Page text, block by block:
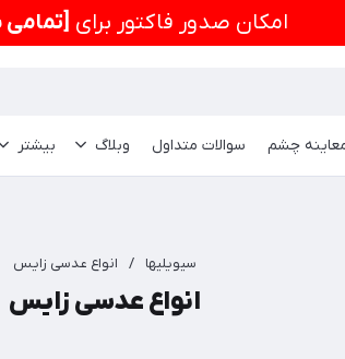
امكان صدور فاکتور برای [تمامی
چشم سوالات متداول وبلاگ بیشتر
سیویلیها / انواع عدسی زایس
انواع عدسی زایس